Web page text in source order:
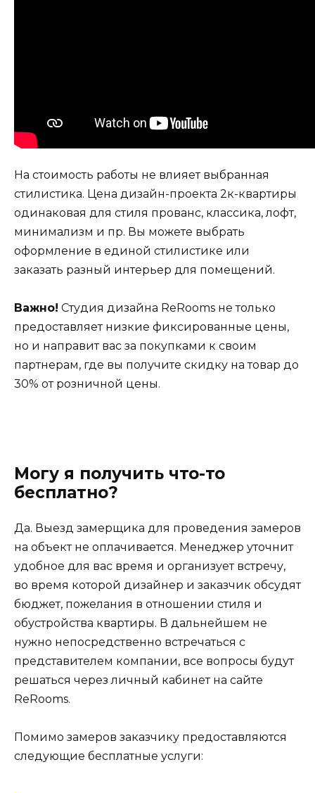
На стоимость работы не влияет выбранная
стилистика. Цена дизайн-проекта 2к-квартиры
одинаковая для стиля прованс, классика, лофт,
минимализм и пр. Вы можете выбрать
оформление в единой стилистике или
заказать разный интерьер для помещений.
Важно! Студия дизайна ReRooms не только
предоставляет низкие фиксированные цены,
но и направит вас за покупками к своим
партнерам, где вы получите скидку на товар до
30% от розничной цены.
Могу я получить что-то
бесплатно?
Да. Выезд замерщика для проведения замеров
на объект не оплачивается. Менеджер уточнит
удобное для вас время и организует встречу,
во время которой дизайнер и заказчик обсудят
бюджет, пожелания в отношении стиля и
обустройства квартиры. В дальнейшем не
нужно непосредственно встречаться с
представителем компании, все вопросы будут
решаться через личный кабинет на сайте
ReRooms.
Помимо замеров заказчику предоставляются
следующие бесплатные услуги: